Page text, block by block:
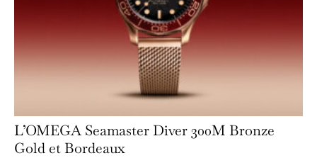
L’OMEGA Seamaster Diver 300M Bronze
Gold et Bordeaux